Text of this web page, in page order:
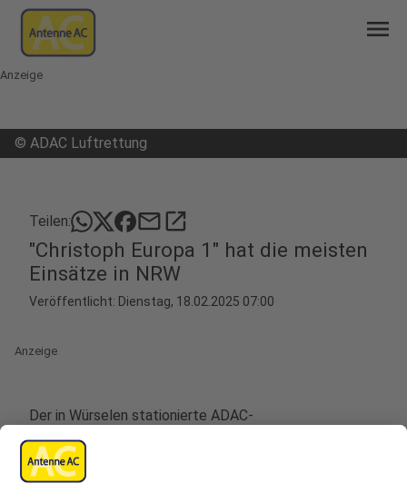
menu
Anzeige
© ADAC Luftrettung
Teilen: mailopen_in_new
"Christoph Europa 1" hat die meisten
Einsätze in NRW
Veröffentlicht: Dienstag, 18.02.2025 07:00
Anzeige
Der in Würselen stationierte ADAC-
Rettungshubschrauber "Christoph Europa 1" hat von
den sechs in NRW stationierten
Rettungshubschraubern auch im letzten Jahr wieder